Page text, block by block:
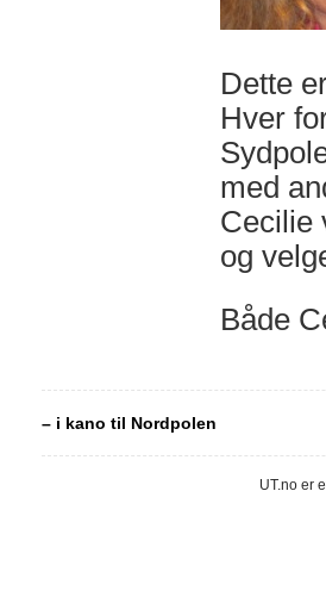
Dette
Hver
med
Cecilie
og
Både
– i kano til Nordpolen
UT.no er